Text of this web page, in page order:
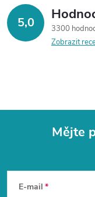
5,0
3300
Zobrazit
Mějte
E-mail